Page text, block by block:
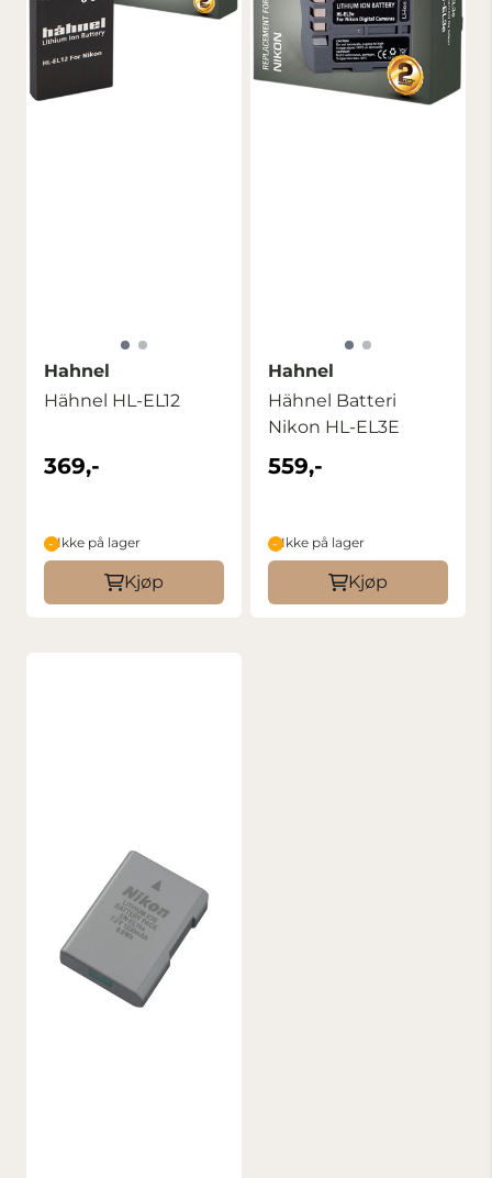
Hahnel
Hähnel HL-EL12
369,-
Ikke på lager
Kjøp
Hahnel
Hähnel Batteri
Nikon HL-EL3E
559,-
Ikke på lager
Kjøp